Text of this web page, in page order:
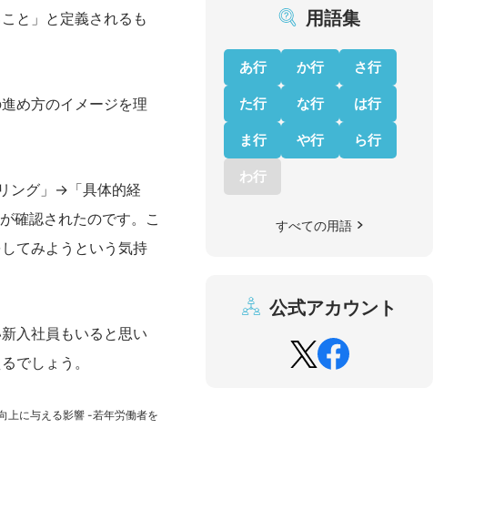
と」と定義されるも
め方のイメージを理
ング」→「具体的経
確認されたのです。こ
てみようという気持
入社員もいると思い
でしょう。
上に与える影響 -若年労働者を
用語集
あ行 か行 さ行
た行 な行 は行
ま行 や行 ら行
わ行
すべての用語
公式アカウント